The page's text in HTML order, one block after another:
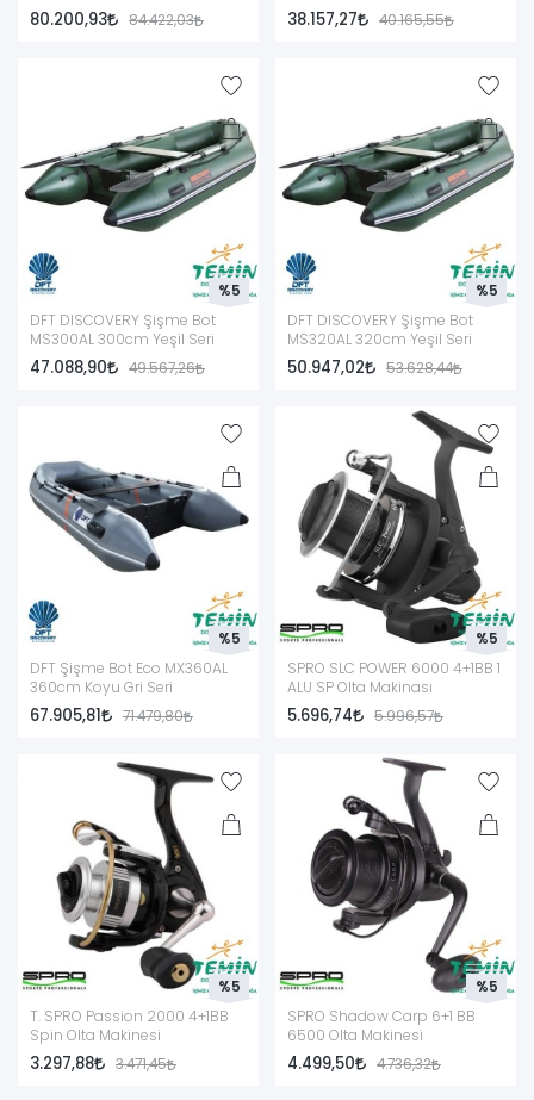
80.200,93 84.422,03 38.157,27 40.165,55
DFT DISCOVERY Şişme Bot
MS300AL 300cm Yeşil Seri
47.088,90 49.567,26
%5
DFT DISCOVERY Şişme Bot
MS320AL 320cm Yeşil Seri
50.947,02 53.628,44
%5
DFT Şişme Bot Eco MX360AL
360cm Koyu Gri Seri
67.905,81 71.479,80
%5
SPRO SLC POWER 6000 4+1BB 1
ALU SP Olta Makinası
5.696,74 5.996,57
%5
T. SPRO Passion 2000 4+1BB
Spin Olta Makinesi
3.297,88 3.471,45
%5
SPRO Shadow Carp 6+1 BB
6500 Olta Makinesi
4.499,50 4.736,32
%5